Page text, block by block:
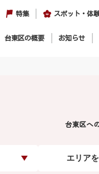
特集 スポット・体
台東区の概要 お知らせ
台東区へ
エリア